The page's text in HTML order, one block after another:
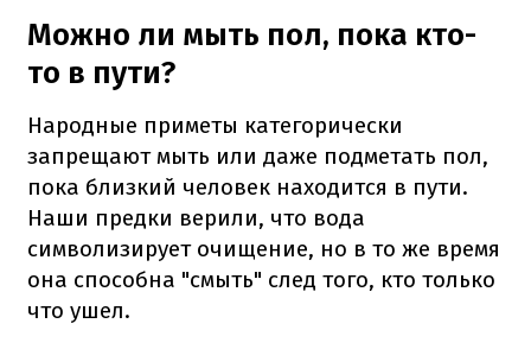
Можно ли мыть пол, пока кто-
то в пути?
Народные приметы категорически
запрещают мыть или даже подметать пол,
пока близкий человек находится в пути.
Наши предки верили, что вода
символизирует очищение, но в то же время
она способна "смыть" след того, кто только
что ушел.